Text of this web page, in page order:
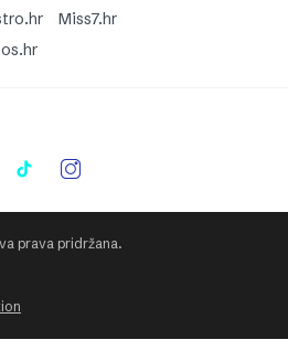
Miss7.hr
prava pridržana.